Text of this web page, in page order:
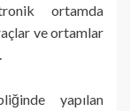
ortamda
ve ortamlar
yapılan